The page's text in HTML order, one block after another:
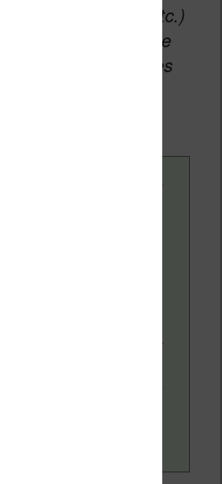
Boulanger, etc.)
auteurs du site de
commission sur les
Contenu rédigé par
naviguer dans le
(Kindle, Kobo,
la promotion de la
ou non). Vous
en lisant notre